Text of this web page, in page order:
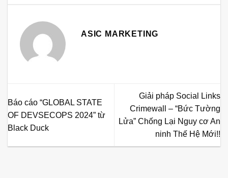
ASIC MARKETING
Báo cáo “GLOBAL STATE
OF DEVSECOPS 2024” từ
Black Duck
Giải pháp Social Links
Crimewall – “Bức Tường
Lửa” Chống Lại Nguy cơ An
ninh Thế Hệ Mới!!